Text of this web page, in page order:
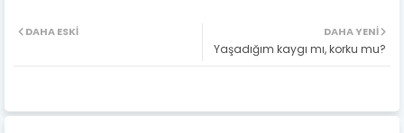
DAHA YENI
Yaşadığım kaygı mı, korku mu?
DAHA ESKI